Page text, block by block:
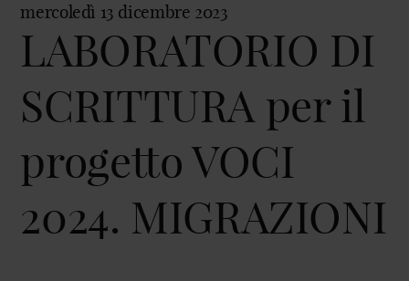
mercoledì 13 dicembre 2023
LABORATORIO DI
SCRITTURA per il
progetto VOCI
2024. MIGRAZIONI